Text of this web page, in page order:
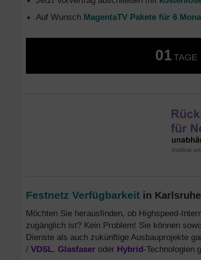
Auf Wunsch MagentaTV Pakete für 6
01 TAGE
Festnetz Verfügbarkeit in
Möchten Sie herausfinden, ob Highspeed-
zugänglich ist? Kein Problem! Sie können
Dienste als auch zukünftige Ausbauprojekte
/ VDSL, Glasfaser oder Hybrid-Technologien